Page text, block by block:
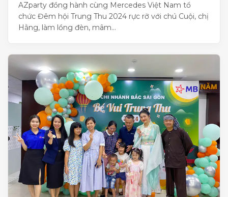
AZparty đồng hành cùng Mercedes Việt Nam tổ
chức Đêm hội Trung Thu 2024 rực rỡ với chú Cuội, chị
Hằng, làm lồng đèn, mâm...